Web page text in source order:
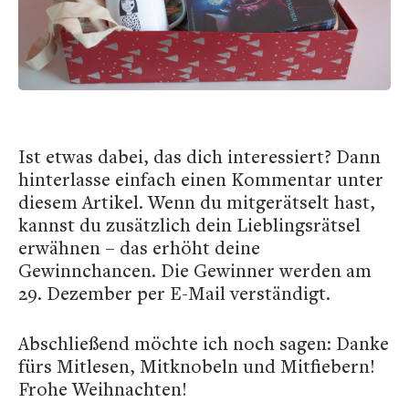
Ist etwas dabei, das dich interessiert? Dann
hinterlasse einfach einen Kommentar unter
diesem Artikel. Wenn du mitgerätselt hast,
kannst du zusätzlich dein Lieblingsrätsel
erwähnen – das erhöht deine
Gewinnchancen. Die Gewinner werden am
29. Dezember per E-Mail verständigt.
Abschließend möchte ich noch sagen: Danke
fürs Mitlesen, Mitknobeln und Mitfiebern!
Frohe Weihnachten!